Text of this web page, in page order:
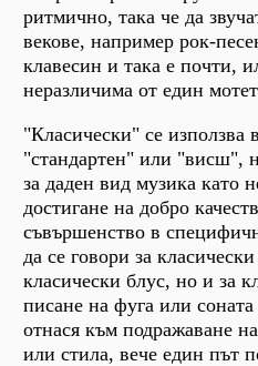
ритмично, така че да
векове, например рок-
клавесин и така е почти,
неразличима от един
"Класически" се използва
"стандартен" или "висш",
за даден вид музика като
достигане на добро
съвършенство в
да се говори за
класически блус, но и за
писане на фуга или
отнася към подражаване
или стила, вече един път